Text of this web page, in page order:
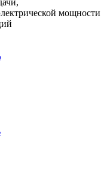
мощности